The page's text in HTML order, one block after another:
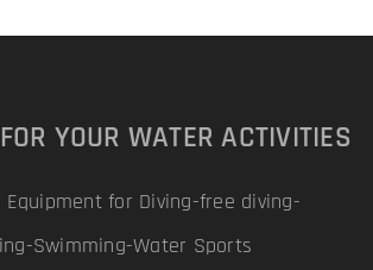
YOUR WATER ACTIVITIES
Equipment for Diving-free diving-
Swimming-Water Sports